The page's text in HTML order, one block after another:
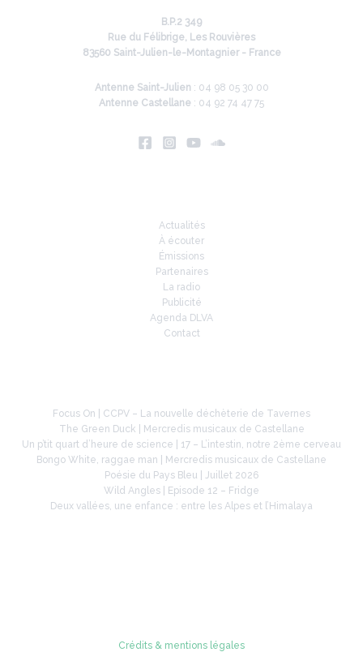
B.P.2 349
Rue du Félibrige, Les Rouvières
83560 Saint-Julien-le-Montagnier - France
Antenne Saint-Julien : 04 98 05 30 00
Antenne Castellane : 04 92 74 47 75
Actualités
À écouter
Émissions
Partenaires
La radio
Publicité
Agenda DLVA
Contact
Focus On | CCPV – La nouvelle déchèterie de Tavernes
The Green Duck | Mercredis musicaux de Castellane
Un p’tit quart d’heure de science | 17 – L’intestin, notre 2ème cerveau
Bongo White, raggae man | Mercredis musicaux de Castellane
Poésie du Pays Bleu | Juillet 2026
Wild Angles | Episode 12 – Fridge
Deux vallées, une enfance : entre les Alpes et l’Himalaya
Crédits & mentions légales